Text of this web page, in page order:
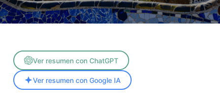
Ver resumen con ChatGPT
Ver resumen con Google IA